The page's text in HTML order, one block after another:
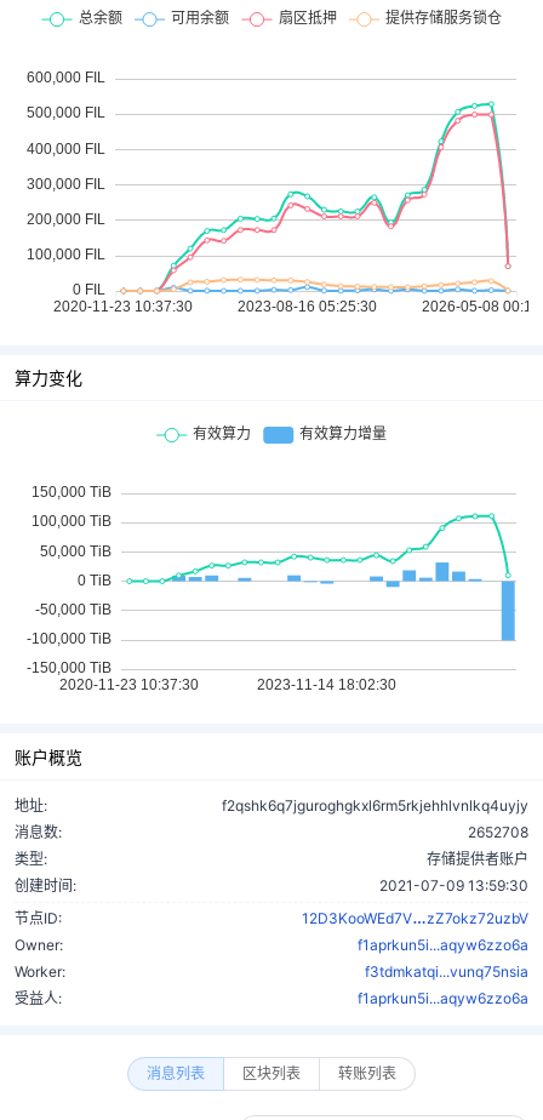
算力变化
账户概览
地址:
f2qshk6q7jguroghgkxl6rm5rkjehhlvnlkq4uyjy
消息数:
2652708
类型:
存储提供者账户
创建时间:
2021-07-09 13:59:30
节点ID:
12D3KooWEd7V
zZ7okz72uzbV
Owner:
f1aprkun5i...aqyw6zzo6a
Worker:
f3tdmkatqi...vunq75nsia
受益人:
f1aprkun5i...aqyw6zzo6a
消息列表 区块列表 转账列表